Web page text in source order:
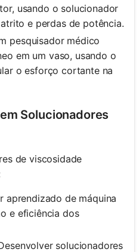
usando o solucionador
e perdas de potência.
pesquisador médico
em um vaso, usando o
o esforço cortante na
Solucionadores
de viscosidade
aprendizado de máquina
e eficiência dos
solucionadores